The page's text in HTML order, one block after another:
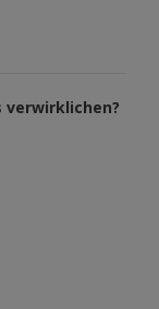
verwirklichen?